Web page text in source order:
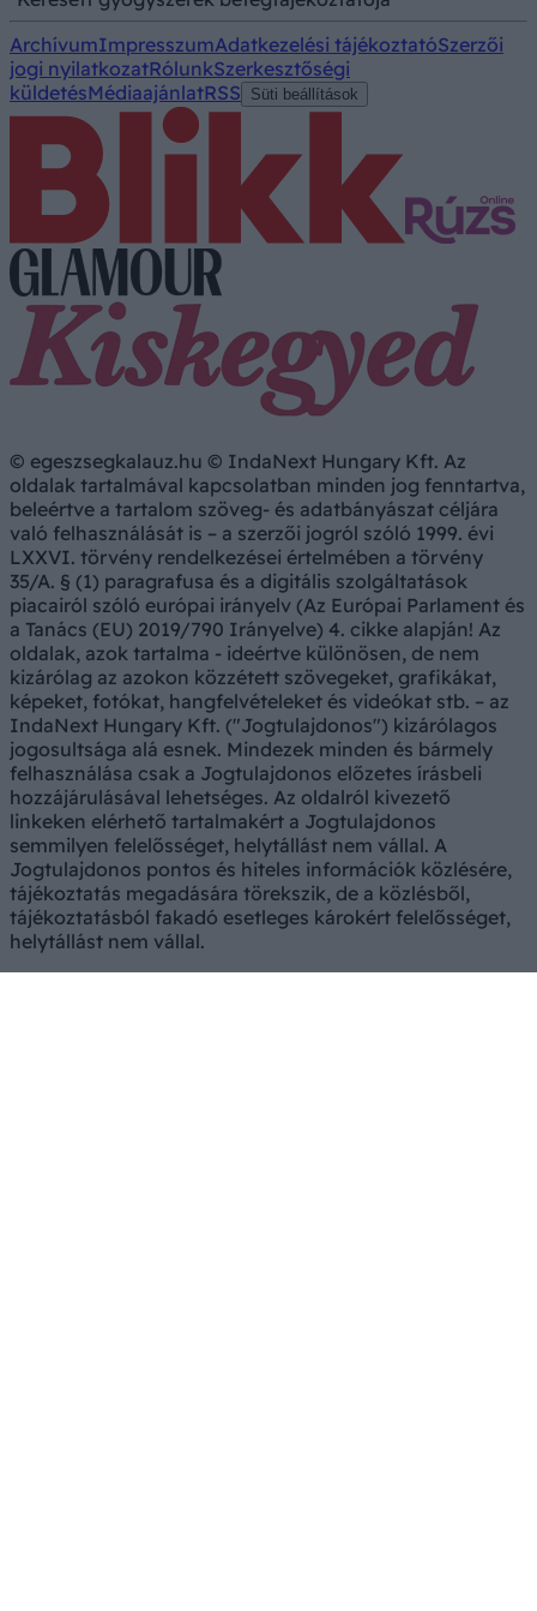
ArchívumImpresszumAdatkezelési tájékoztatóSzerzői
jogi nyilatkozatRólunkSzerkesztőségi
küldetésMédiaajánlatRSS Süti beállítások
© egeszsegkalauz.hu © IndaNext Hungary Kft. Az
oldalak tartalmával kapcsolatban minden jog fenntartva,
beleértve a tartalom szöveg- és adatbányászat céljára
való felhasználását is – a szerzői jogról szóló 1999. évi
LXXVI. törvény rendelkezései értelmében a törvény
35/A. § (1) paragrafusa és a digitális szolgáltatások
piacairól szóló európai irányelv (Az Európai Parlament és
a Tanács (EU) 2019/790 Irányelve) 4. cikke alapján! Az
oldalak, azok tartalma - ideértve különösen, de nem
kizárólag az azokon közzétett szövegeket, grafikákat,
képeket, fotókat, hangfelvételeket és videókat stb. – az
IndaNext Hungary Kft. ("Jogtulajdonos") kizárólagos
jogosultsága alá esnek. Mindezek minden és bármely
felhasználása csak a Jogtulajdonos előzetes írásbeli
hozzájárulásával lehetséges. Az oldalról kivezető
linkeken elérhető tartalmakért a Jogtulajdonos
semmilyen felelősséget, helytállást nem vállal. A
Jogtulajdonos pontos és hiteles információk közlésére,
tájékoztatás megadására törekszik, de a közlésből,
tájékoztatásból fakadó esetleges károkért felelősséget,
helytállást nem vállal.